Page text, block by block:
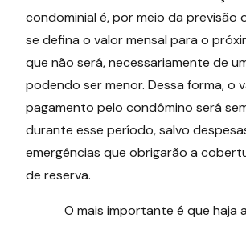
condominial é, por meio da previsão
se defina o valor mensal para o
que não será, necessariamente de
podendo ser menor. Dessa forma, o
pagamento pelo condômino será
durante esse período, salvo
emergências que obrigarão a
de reserva.
O mais importante é que haja a